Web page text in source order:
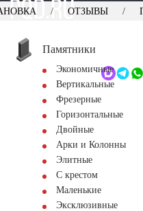
+7 (495) 518-44-23
Обратный звонок
ОТЗЫВЫ
Памятники
Экономичные
Вертикальные
Фрезерные
Горизонтальные
Двойные
Арки и Колонны
Элитные
С крестом
Маленькие
Эксклюзивные